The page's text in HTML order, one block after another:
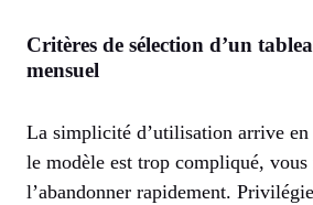
Critères de sélection d’un
mensuel
La simplicité d’utilisation arrive en
le modèle est trop compliqué, vous
l’abandonner rapidement.